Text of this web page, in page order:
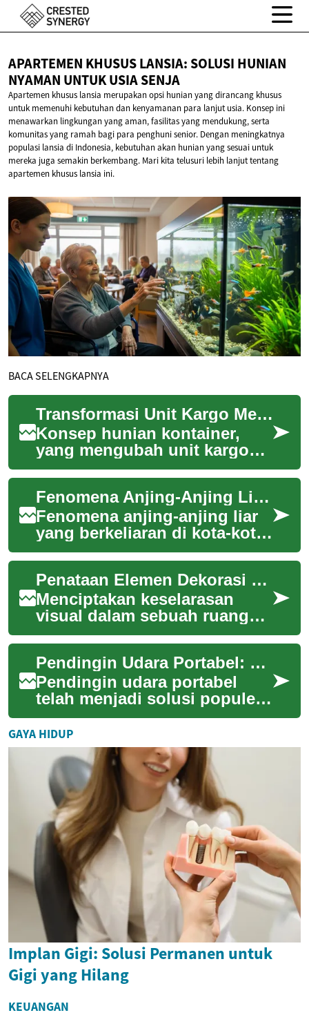
APARTEMEN KHUSUS LANSIA: SOLUSI HUNIAN
NYAMAN UNTUKUSIA SENJA
Apartemen khusus lansia merupakan opsi hunian yang dirancang khusus
untuk memenuhi kebutuhan dan kenyamanan para lanjut usia. Konsep ini
menawarkan lingkungan yang aman, fasilitas yang mendukung, serta
komunitas yang ramah bagi para penghuni senior. Dengan meningkatnya
populasi lansia di Indonesia, kebutuhan akan hunian yang sesuai untuk
mereka juga semakin berkembang. Mari kita telusuri lebih lanjut tentang
apartemen khusus lansia ini.
BACA SELENGKAPNYA
Transformasi Unit Kargo Menjadi Hunian Nyaman
Konsep hunian kontainer,
yang mengubah unit kargo
bekas menjadi ruang hidup
fungsional, semakin
mendapatkan perhatian...
Fenomena Anjing-Anjing Liar Kota: Tantangan dan Solusi di Jakarta
Fenomena anjing-anjing liar
yang berkeliaran di kota-kota
besar Indonesia, khususnya
Jakarta, telah menjadi isu
yang ...
Penataan Elemen Dekorasi untuk Keselarasan Visual
Menciptakan keselarasan
visual dalam sebuah ruangan
adalah inti dari desain interior
yang efektif. Penataan elemen
de...
Pendingin Udara Portabel: Solusi Praktis untuk Kenyamanan Ruangan
Pendingin udara portabel
telah menjadi solusi populer
bagi mereka yang
menginginkan kenyamanan
tanpa perlu memasang u...
GAYA HIDUP
Implan Gigi: Solusi Permanen untuk
Gigi yang Hilang
KEUANGAN